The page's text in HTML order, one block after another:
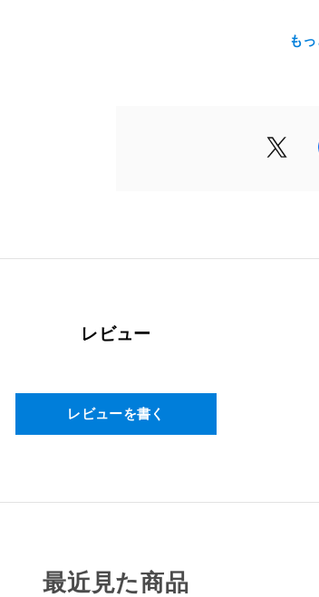
リン酸塩含有)／酸味料、増粘
栄養成分表示
1.7mg
も
レビュー
レビューを書く
最近見た商品